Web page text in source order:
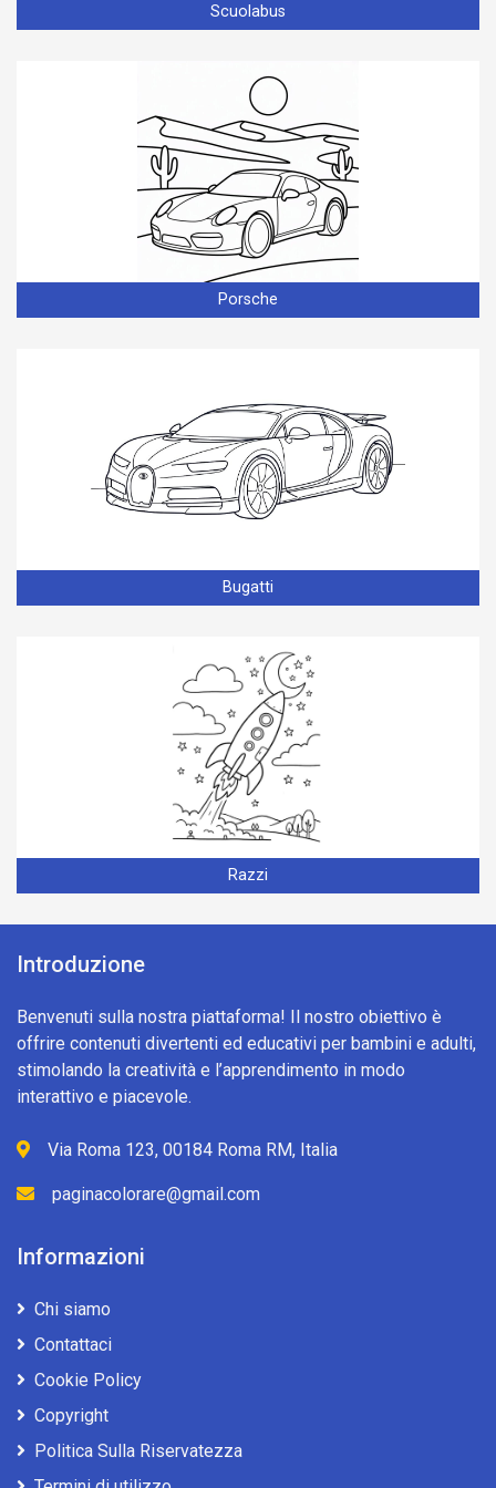
Scuolabus
Porsche
Bugatti
Razzi
Introduzione
Benvenuti sulla nostra piattaforma! Il nostro obiettivo è
offrire contenuti divertenti ed educativi per bambini e adulti,
stimolando la creatività e l’apprendimento in modo
interattivo e piacevole.
Via Roma 123, 00184 Roma RM, Italia
paginacolorare@gmail.com
Informazioni
Chi siamo
Contattaci
Cookie Policy
Copyright
Politica Sulla Riservatezza